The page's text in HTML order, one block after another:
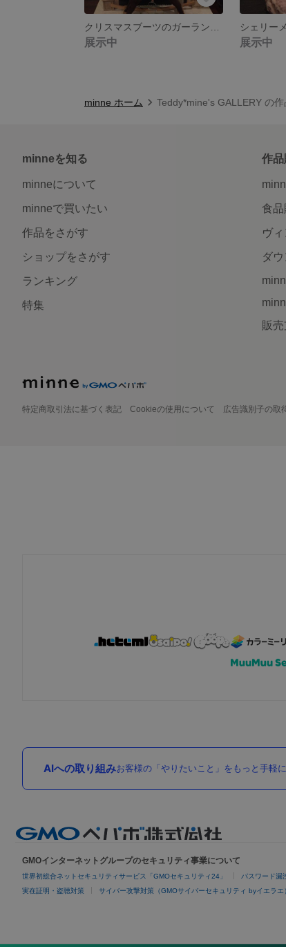
展示中 展示中
minne ホーム Teddy*mine's GALLERY の作
minneを知る
minneについて
minneで買いたい
作品をさがす
ショップをさがす
ランキング
特集
作品
食品
ヴィ
ダウ
販
特定商取引法に基づく表記 Cookieの使用について 広告識別子の取
AIへの取り組みお客様の「やりたいこと」をもっと手軽
GMOインターネットグループのセキュリティ事業について
世界初総合ネットセキュリティサービス「GMOセキュリティ24」 パスワード漏
実在証明・盗聴対策 サイバー攻撃対策（GMOサイバーセキュリティ byイエラエ